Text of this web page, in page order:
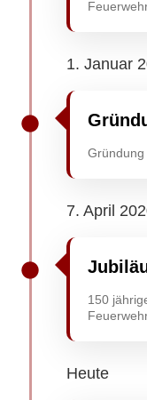
1. Januar
7. April
150
Heute